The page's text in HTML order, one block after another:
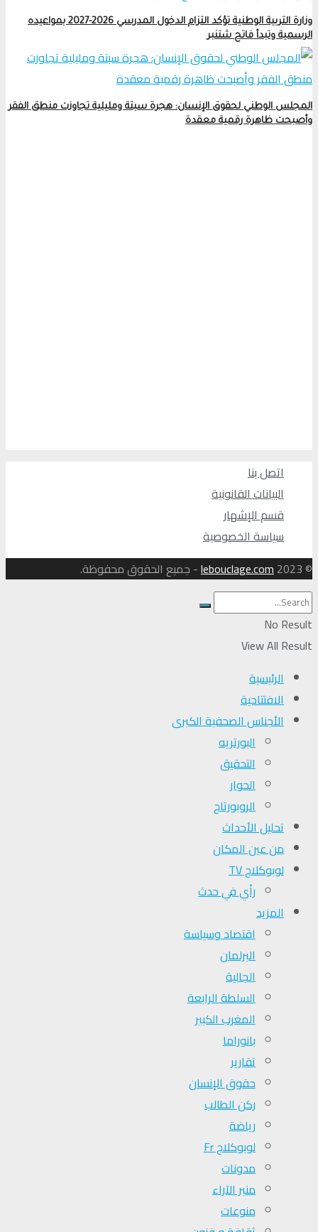
وزارة التربية الوطنية تؤكد التزام الدخول المدرسي 2026-2027 بمواعيده
الرسمية وتبدأ فاتح شتنبر
المجلس الوطني لحقوق الإنسان: هجرة سبتة ومليلية تجاوزت منطق الفقر
وأصبحت ظاهرة رقمية معقدة
اتصل بنا
البيانات القانونية
قسم الإشهار
سياسة الخصوصية
© 2023
lebouclage.com- جميع الحقوق محفوظة.
No Result
View All Result
الرئيسية
الافتتاحية
الأجناس الصحفية الكبرى
البورتريه
التحقیق
الحوار
الروبورتاج
تحلیل الأحداث
من عين المكان
لوبوكلاج TV
رأي في حدث
المزيد
اقتصاد وسياسة
البرلمان
الجالية
السلطة الرابعة
المغرب الكبير
بانوراما
تقارير
حقوق الإنسان
ركن الطالب
رياضة
لوبوكلاج Fr
مدونات
منبر الآراء
منوعات